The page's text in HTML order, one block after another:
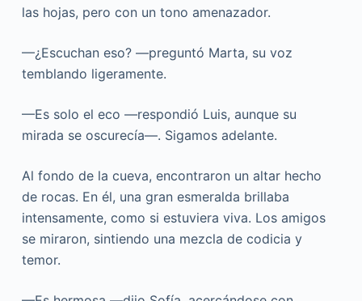
las hojas, pero con un tono amenazador.
—¿Escuchan eso? —preguntó Marta, su voz
temblando ligeramente.
—Es solo el eco —respondió Luis, aunque su
mirada se oscurecía—. Sigamos adelante.
Al fondo de la cueva, encontraron un altar hecho
de rocas. En él, una gran esmeralda brillaba
intensamente, como si estuviera viva. Los amigos
se miraron, sintiendo una mezcla de codicia y
temor.